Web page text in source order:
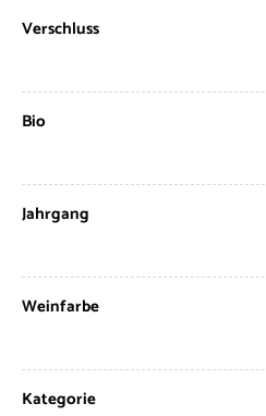
Verschluss
Bio
Jahrgang
Weinfarbe
Kategorie